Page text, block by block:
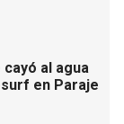
cayó al agua
en Paraje